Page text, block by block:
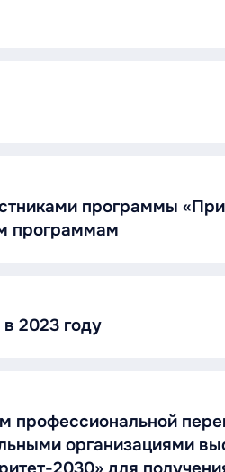
программы
программам
2023 году
организациями